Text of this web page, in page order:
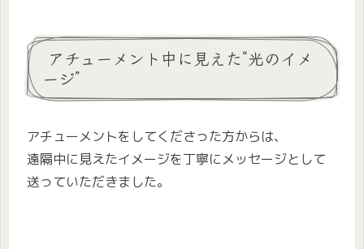
アチューメント中に見えた“光のイメ
ージ”
アチューメントをしてくださった方からは、
遠隔中に見えたイメージを丁寧にメッセージとして
送っていただきました。